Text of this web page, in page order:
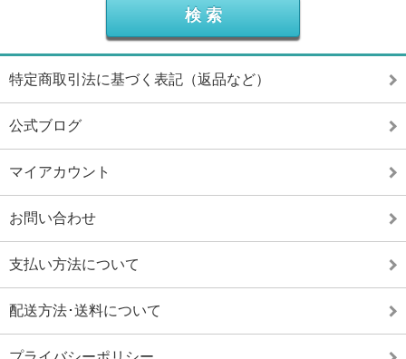
特定商取引法に基づく表記（返品など）
公式ブログ
マイアカウント
お問い合わせ
支払い方法について
配送方法･送料について